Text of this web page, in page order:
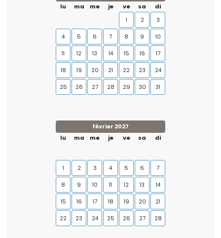
lu
ma me je ve sa
di
1
2 3
4 5 6 7 8 9 10
11 12 13 14 15 16 17
18 19 20 21 22 23 24
25 26 27 28 29 30 31
février 2027
lu
ma me je ve sa di
1 2 3 4 5 6 7
8 9 10 11 12 13 14
15 16 17 18 19 20 21
22 23 24 25 26 27 28